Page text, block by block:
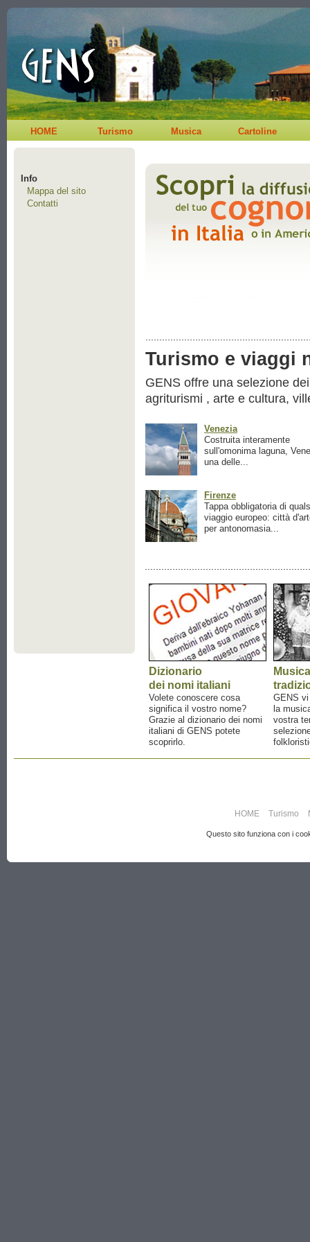
HOME Turismo Musica Cartoline
Info
Mappa del sito
Contatti
Turismo e viaggi
GENS offre una selezione
agriturismi , arte e cultura,
Venezia
Costruita interamente
sull'omonima laguna,
una delle...
Firenze
Tappa obbligatoria di
viaggio europeo: città
per antonomasia...
Dizionario
dei nomi italiani
Volete conoscere cosa
significa il vostro nome?
Grazie al dizionario dei nomi
italiani di GENS potete
scoprirlo.
Musica
GENS
la
vostra
HOME Turismo
Questo sito funziona con i